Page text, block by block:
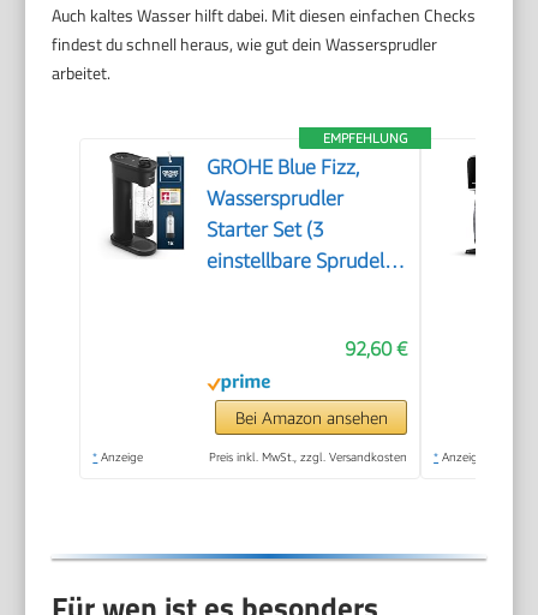
Auch kaltes Wasser hilft dabei. Mit diesen einfachen Checks
findest du schnell heraus, wie gut dein Wassersprudler
arbeitet.
EMPFEHLUNG
GROHE Blue Fizz,
Wassersprudler
Starter Set (3
einstellbare Sprudel-
Wasserflasche +
Reinigungspulver),
schwarz, 31943K00
92,60 €
Bei Amazon ansehen
* Anzeige Preis inkl. MwSt., zzgl. Versandkosten * Anzeige